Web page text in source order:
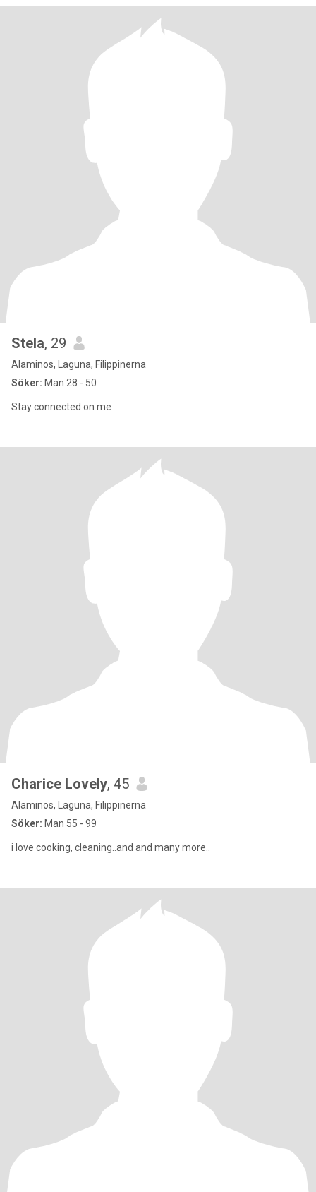
Stela, 29
Alaminos, Laguna, Filippinerna
Söker: Man 28 - 50
Stay connected on me
Charice Lovely, 45
Alaminos, Laguna, Filippinerna
Söker: Man 55 - 99
i love cooking, cleaning..and and many more..